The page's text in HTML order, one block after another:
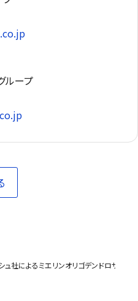
ループ
ュ社によるミエリンオリゴデンドロサイ